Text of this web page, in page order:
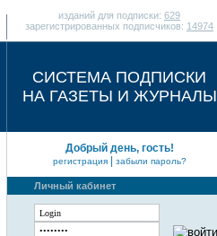
изданий для подписки: 629
зарегистрированных подписчиков: 14974
СИСТЕМА ПОДПИСКИ
НА ГАЗЕТЫ И ЖУРНАЛЫ
Добрый день, гость!
регистрация| забыли пароль?
Личный кабинет